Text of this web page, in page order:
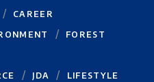
CAREER
FOREST
JDA
LIFESTYLE